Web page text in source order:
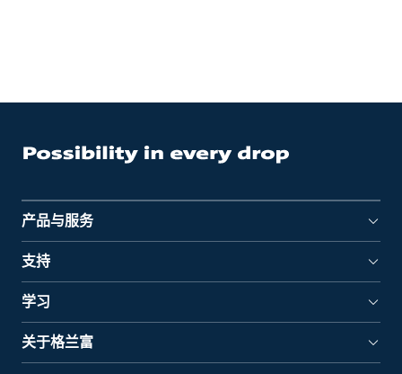
产品与服务
支持
学习
关于格兰富